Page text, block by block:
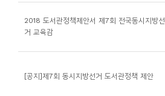
2018 도서관정책제안서 제7회 전국동시지방선
거 교육감
[공지]제7회 동시지방선거 도서관정책 제안